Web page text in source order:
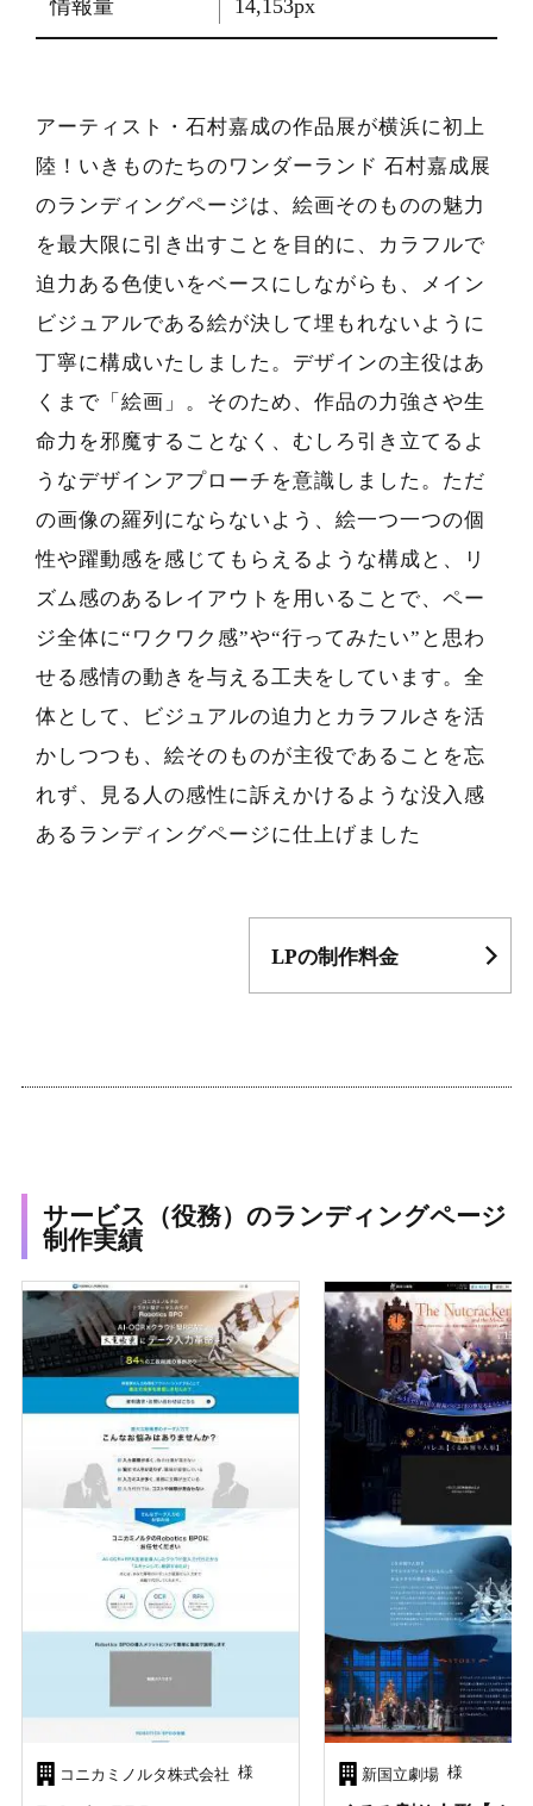
情報量 14,153px
アーティスト・石村嘉成の作品展が横浜に初上
陸！いきものたちのワンダーランド 石村嘉成展
のランディングページは、絵画そのものの魅力
を最大限に引き出すことを目的に、カラフルで
迫力ある色使いをベースにしながらも、メイン
ビジュアルである絵が決して埋もれないように
丁寧に構成いたしました。デザインの主役はあ
くまで「絵画」。そのため、作品の力強さや生
命力を邪魔することなく、むしろ引き立てるよ
うなデザインアプローチを意識しました。ただ
の画像の羅列にならないよう、絵一つ一つの個
性や躍動感を感じてもらえるような構成と、リ
ズム感のあるレイアウトを用いることで、ペー
ジ全体に“ワクワク感”や“行ってみたい”と思わ
せる感情の動きを与える工夫をしています。全
体として、ビジュアルの迫力とカラフルさを活
かしつつも、絵そのものが主役であることを忘
れず、見る人の感性に訴えかけるような没入感
あるランディングページに仕上げました
LPの制作料金
サービス（役務）のランディングページ
制作実績
コニカミノルタ株式会社 様 新国立劇場 様